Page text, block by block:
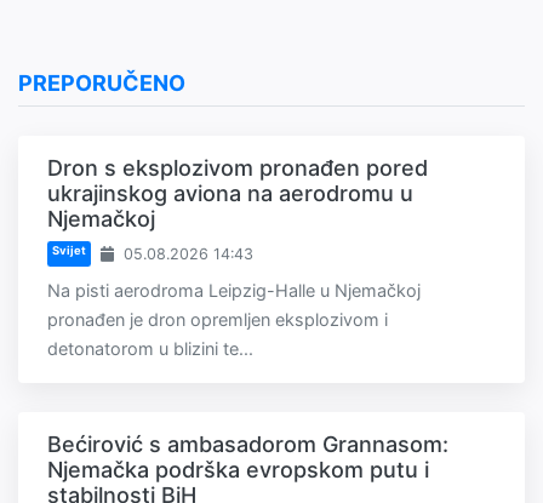
PREPORUČENO
Dron s eksplozivom pronađen pored
ukrajinskog aviona na aerodromu u
Njemačkoj
Svijet 05.08.2026 14:43
Na pisti aerodroma Leipzig-Halle u Njemačkoj
pronađen je dron opremljen eksplozivom i
detonatorom u blizini te...
Bećirović s ambasadorom Grannasom:
Njemačka podrška evropskom putu i
stabilnosti BiH